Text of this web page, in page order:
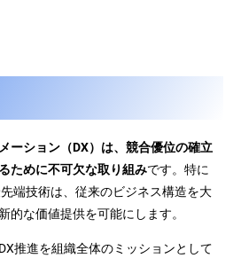
ーション（DX）は、競合優位の確立
ために不可欠な取り組みです。特に
端技術は、従来のビジネス構造を大
的な価値提供を可能にします。
DX推進を組織全体のミッションとして